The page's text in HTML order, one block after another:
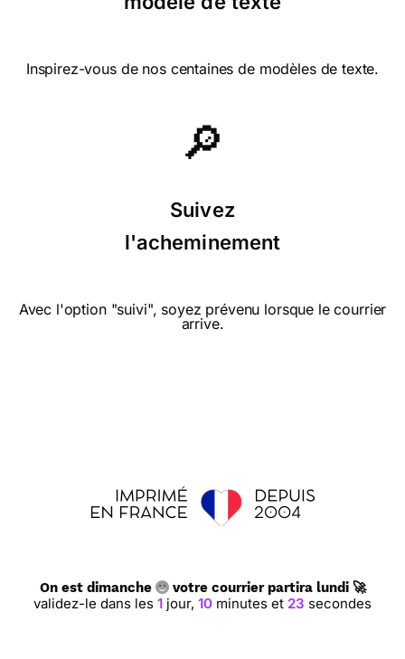
Inspirez-vous de nos centaines de modèles de texte.
🔎
Suivez
l'acheminement
Avec l'option "suivi", soyez prévenu lorsque le courrier
arrive.
On est dimanche votre courrier partira lundi 🚀
validez-le dans les1 jour,10 minutes et 22 secondes